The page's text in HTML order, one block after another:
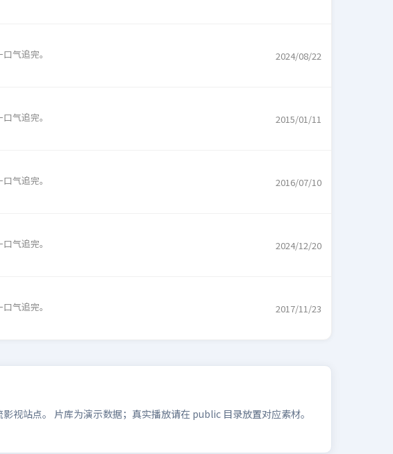
气追完。 2024/08/22
气追完。 2015/01/11
气追完。 2016/07/10
气追完。 2024/12/20
气追完。 2017/11/23
视站点。 片库为演示数据；真实播放请在 public 目录放置对应素材。